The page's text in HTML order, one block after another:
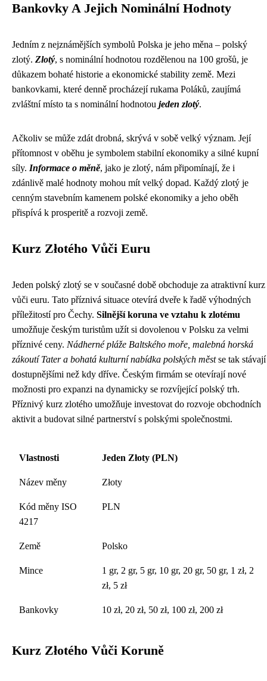
Bankovky A Jejich Nominální Hodnoty
Jedním z nejznámějších symbolů Polska je jeho měna – polský
zlotý. Zlotý, s nominální hodnotou rozdělenou na 100 grošů, je
důkazem bohaté historie a ekonomické stability země. Mezi
bankovkami, které denně procházejí rukama Poláků, zaujímá
zvláštní místo ta s nominální hodnotou jeden zlotý.
Ačkoliv se může zdát drobná, skrývá v sobě velký význam. Její
přítomnost v oběhu je symbolem stabilní ekonomiky a silné kupní
síly. Informace o měně, jako je zlotý, nám připomínají, že i
zdánlivě malé hodnoty mohou mít velký dopad. Každý zlotý je
cenným stavebním kamenem polské ekonomiky a jeho oběh
přispívá k prosperitě a rozvoji země.
Kurz Złotého Vůči Euru
Jeden polský zlotý se v současné době obchoduje za atraktivní kurz
vůči euru. Tato příznivá situace otevírá dveře k řadě výhodných
příležitostí pro Čechy. Silnější koruna ve vztahu k zlotému
umožňuje českým turistům užít si dovolenou v Polsku za velmi
příznivé ceny. Nádherné pláže Baltského moře, malebná horská
zákoutí Tater a bohatá kulturní nabídka polských městse tak stávají
dostupnějšími než kdy dříve. Českým firmám se otevírají nové
možnosti pro expanzi na dynamicky se rozvíjející polský trh.
Příznivý kurz zlotého umožňuje investovat do rozvoje obchodních
aktivit a budovat silné partnerství s polskými společnostmi.
Vlastnosti Jeden Złoty (PLN)
Název měny Złoty
Kód měny ISO
4217
PLN
Země Polsko
Mince
1 gr, 2 gr, 5 gr, 10 gr, 20 gr, 50 gr, 1 zł, 2
zł, 5 zł
Bankovky 10 zł, 20 zł, 50 zł, 100 zł, 200 zł
Kurz Złotého Vůči Koruně